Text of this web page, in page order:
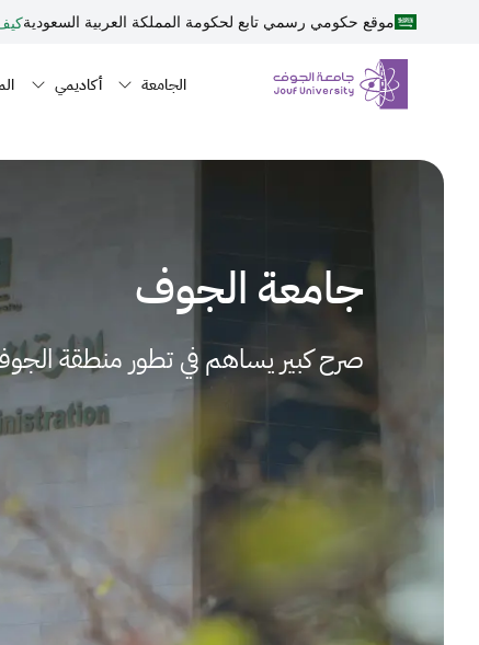
Welcome
screen
shortcut
منطقة الجوف-جامعة
تجاوز إلى المحتوى الرئيسي
موقع حكومي رسمي تابع لحكومة المملكة العربية السعودية
Primary menu
navigation
الجامعة أكاديمي
جامعة الجوف
صرح كبير يساهم في تطور منطقة